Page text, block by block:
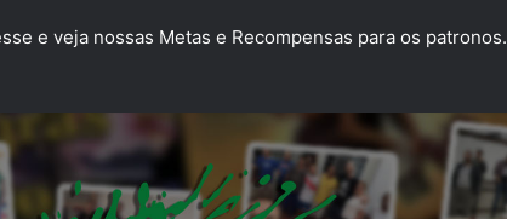
e veja nossas Metas e Recompensas para os patronos.